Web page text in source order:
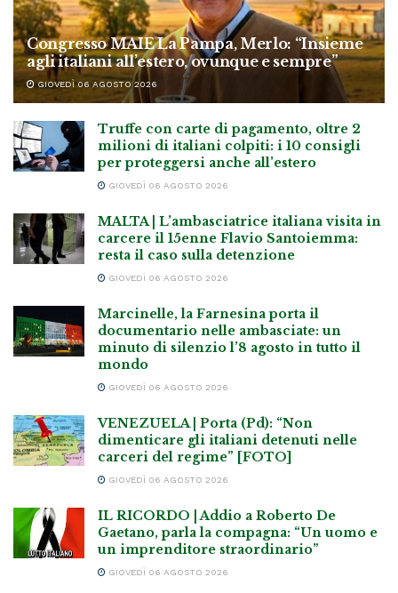
Congresso MAIE La Pampa, Merlo: “Insieme
agli italiani all’estero, ovunque e sempre”
GIOVEDÌ 06 AGOSTO 2026
Truffe con carte di pagamento, oltre 2
milioni di italiani colpiti: i 10 consigli
per proteggersi anche all’estero
GIOVEDÌ 06 AGOSTO 2026
MALTA | L’ambasciatrice italiana visita in
carcere il 15enne Flavio Santoiemma:
resta il caso sulla detenzione
GIOVEDÌ 06 AGOSTO 2026
Marcinelle, la Farnesina porta il
documentario nelle ambasciate: un
minuto di silenzio l’8 agosto in tutto il
mondo
GIOVEDÌ 06 AGOSTO 2026
VENEZUELA | Porta (Pd): “Non
dimenticare gli italiani detenuti nelle
carceri del regime” [FOTO]
GIOVEDÌ 06 AGOSTO 2026
IL RICORDO | Addio a Roberto De
Gaetano, parla la compagna: “Un uomo e
un imprenditore straordinario”
GIOVEDÌ 06 AGOSTO 2026